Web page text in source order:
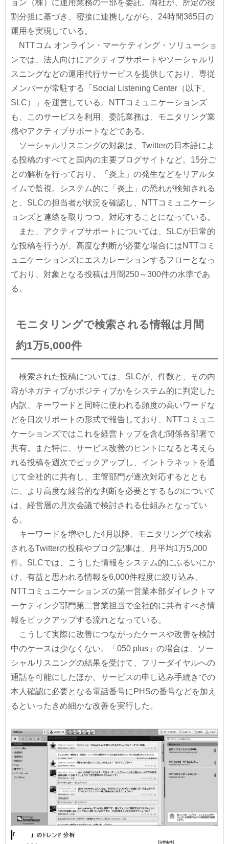
ョン（株）に運用業務の一部を委託。両社が、所定の役
割分担に基づき、密接に連携しながら、24時間365日の
運用を実現している。
NTTコム オンライン・マーケティング・ソリューショ
ンでは、法人向けにアクティブサポートやソーシャルリ
スニングなどの運用代行サービスを提供しており、専従
メンバーが常駐する「Social Listening Center（以下、
SLC）」を運営している。NTTコミュニケーションズ
も、このサービスを利用。委託業務は、モニタリング業
務やアクティブサポートなどである。
ソーシャルリスニングの対象は、Twitterの日本語によ
る投稿のすべてと国内の主要ブログサイトなど。15分ご
との解析を行っており、「炎上」の発生などをリアルタ
イムで監視。システム的に「炎上」の恐れが検知される
と、SLCの担当者が状況を確認し、NTTコミュニケーシ
ョンズと連絡を取りつつ、対応することになっている。
また、アクティブサポートについては、SLCが日常的
な投稿を行うが、高度な判断が必要な場合にはNTTコミ
ュニケーションズにエスカレーションするフローとなっ
ており、対象となる投稿は月間250～300件の水準であ
る。
モニタリングで検索される情報は月間
約1万5,000件
検索された投稿については、SLCが、件数と、その内
容がネガティブかポジティブかをシステム的に判定した
内訳、キーワードと同時に使われる頻度の高いワードな
どを日次リポートの形式で報告しており、NTTコミュニ
ケーションズではこれを経営トップを含む関係各部署で
共有。また特に、サービス改善のヒントになると考えら
れる投稿を週次でピックアップし、イントラネットを通
じて全社的に共有し、主管部門が逐次対応するととも
に、より高度な経営的な判断を必要とするものについて
は、経営層の月次会議で検討される仕組みとなってい
る。
キーワードを増やした4月以降、モニタリングで検索
されるTwitterの投稿やブログ記事は、月平均1万5,000
件。SLCでは、こうした情報をシステム的にふるいにか
け、有益と思われる情報を6,000件程度に絞り込み、
NTTコミュニケーションズの第一営業本部ダイレクトマ
ーケティング部門第二営業担当で全社的に共有すべき情
報をピックアップする流れとなっている。
こうして実際に改善につながったケースや改善を検討
中のケースは少なくない。「050 plus」の場合は、ソー
シャルリスニングの結果を受けて、フリーダイヤルへの
通話を可能にしたほか、サービスの申し込み手続きでの
本人確認に必要となる電話番号にPHSの番号などを加え
るといったきめ細かな改善を実行した。